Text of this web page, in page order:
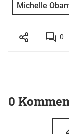
Michelle
0
0